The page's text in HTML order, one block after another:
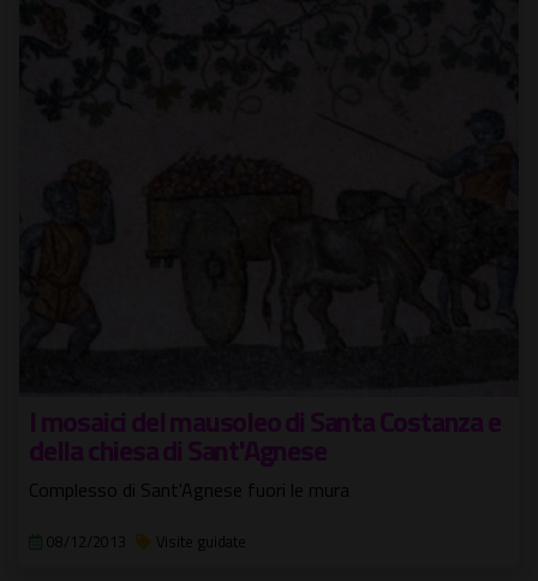
I mosaici del mausoleo di Santa Costanza e
della chiesa di Sant'Agnese
Complesso di Sant'Agnese fuori le mura
08/12/2013 Visite guidate